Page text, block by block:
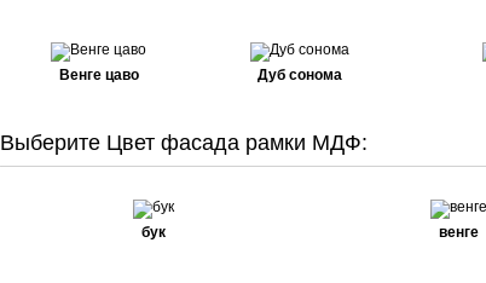
Венге цаво Дуб сонома
Выберите Цвет фасада рамки МДФ:
бук венге